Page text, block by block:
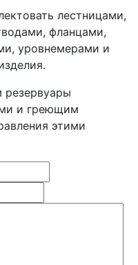
лестницами,
фланцами,
уровнемерами и
и греющим
этими